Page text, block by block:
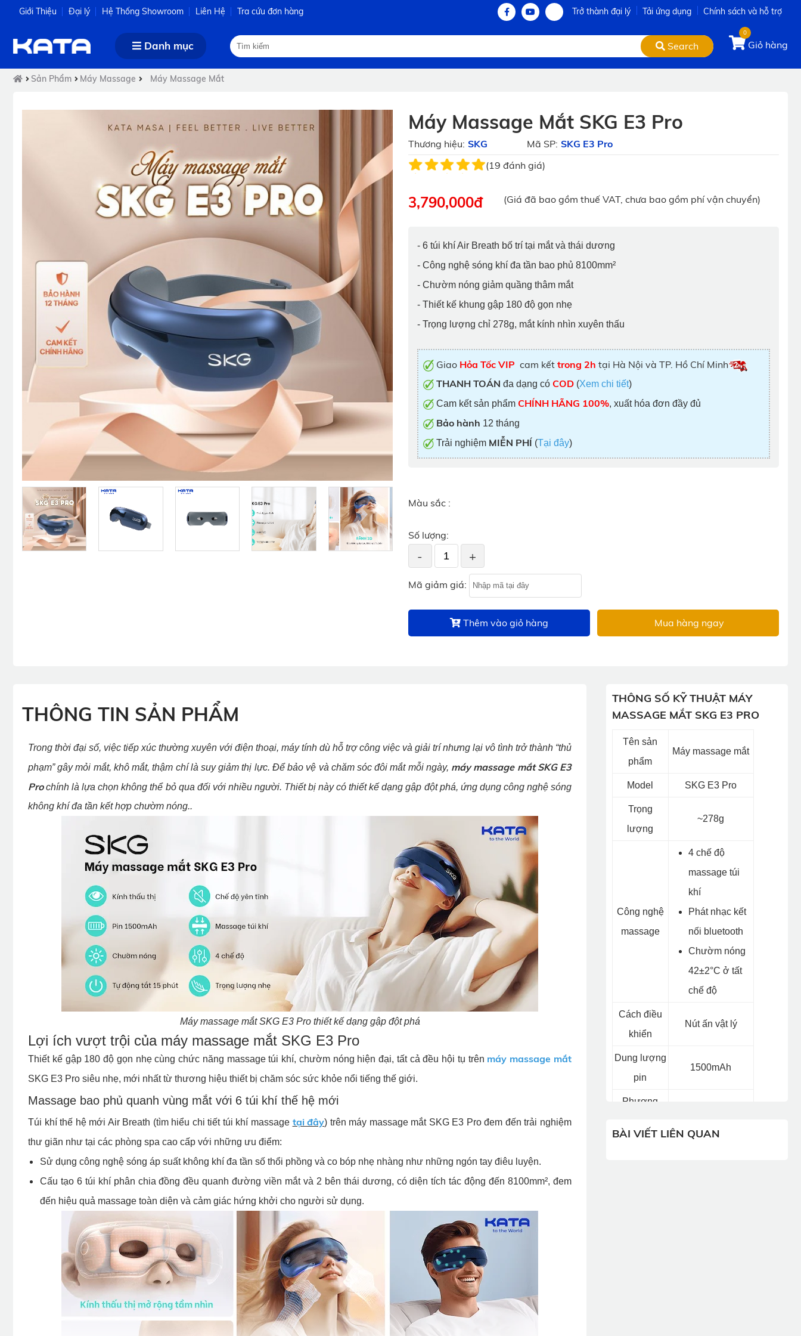
Giới Thiệu Đại lý Hệ Thống Showroom Liên Hệ Tra cứu đơn hàng Trở thành đại lý Tải ứng dụng Chính sách và hỗ trợ
Danh mục Search
0
Giỏ hàng
Sản Phẩm Máy Massage Máy Massage Mắt
Máy Massage Mắt SKG E3 Pro
Thương hiệu: SKG Mã SP: SKG E3 Pro
(19 đánh giá)
3,790,000đ (Giá đã bao gồm thuế VAT, chưa bao gồm phí vận chuyển)
- 6 túi khí Air Breath bố trí tại mắt và thái dương
- Công nghệ sóng khí đa tần bao phủ 8100mm²
- Chườm nóng giảm quầng thâm mắt
- Thiết kế khung gập 180 độ gọn nhẹ
- Trọng lượng chỉ 278g, mắt kính nhìn xuyên thấu
Giao Hỏa Tốc VIP cam kết trong 2h tại Hà Nội và TP. Hồ Chí Minh
THANH TOÁN đa dạng có COD (Xem chi tiết)
Cam kết sản phẩm CHÍNH HÃNG 100%, xuất hóa đơn đầy đủ
Bảo hành 12 tháng
Trải nghiệmMIỄN PHÍ (Tại đây)
Màu sắc :
Số lượng:
- +
Mã giảm giá:
Thêm vào giỏ hàng Mua hàng ngay
THÔNG TIN SẢN PHẨM
Trong thời đại số, việc tiếp xúc thường xuyên với điện thoại, máy tính dù hỗ trợ công việc và giải trí nhưng lại vô tình trở thành “thủ
phạm” gây mỏi mắt, khô mắt, thậm chí là suy giảm thị lực. Để bảo vệ và chăm sóc đôi mắt mỗi ngày, máy massage mắt SKG E3
Pro chính là lựa chọn không thể bỏ qua đối với nhiều người. Thiết bị này có thiết kế dạng gập đột phá, ứng dụng công nghệ sóng
không khí đa tần kết hợp chườm nóng..
Máy massage mắt SKG E3 Pro thiết kế dạng gập đột phá
Lợi ích vượt trội của máy massage mắt SKG E3 Pro
Thiết kế gập 180 độ gọn nhẹ cùng chức năng massage túi khí, chườm nóng hiện đại, tất cả đều hội tụ trên máy massage mắt
SKG E3 Pro siêu nhẹ, mới nhất từ thương hiệu thiết bị chăm sóc sức khỏe nổi tiếng thế giới.
Massage bao phủ quanh vùng mắt với 6 túi khí thế hệ mới
Túi khí thế hệ mới Air Breath (tìm hiểu chi tiết túi khí massage tại đây) trên máy massage mắt SKG E3 Pro đem đến trải nghiệm
thư giãn như tại các phòng spa cao cấp với những ưu điểm:
Sử dụng công nghệ sóng áp suất không khí đa tần số thổi phồng và co bóp nhẹ nhàng như những ngón tay điêu luyện.
Cấu tạo 6 túi khí phân chia đồng đều quanh đường viền mắt và 2 bên thái dương, có diện tích tác động đến 8100mm², đem
đến hiệu quả massage toàn diện và cảm giác hứng khởi cho người sử dụng.
THÔNG SỐ KỸ THUẬT MÁY
MASSAGE MẮT SKG E3 PRO
Tên sản
phẩm
Máy massage mắt
Model SKG E3 Pro
Trọng
lượng
~278g
Công nghệ
massage
4 chế độ
massage túi
khí
Phát nhạc kết
nối bluetooth
Chườm nóng
42±2°C ở tất
chế độ
Cách điều
khiển
Nút ấn vật lý
Dung lượng
pin
1500mAh
Phương
BÀI VIẾT LIÊN QUAN